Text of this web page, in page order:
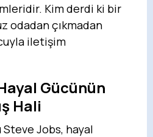
Kim derdi ki bir
odadan çıkmadan
iletişim
Gücünün
Hali
Steve Jobs, hayal